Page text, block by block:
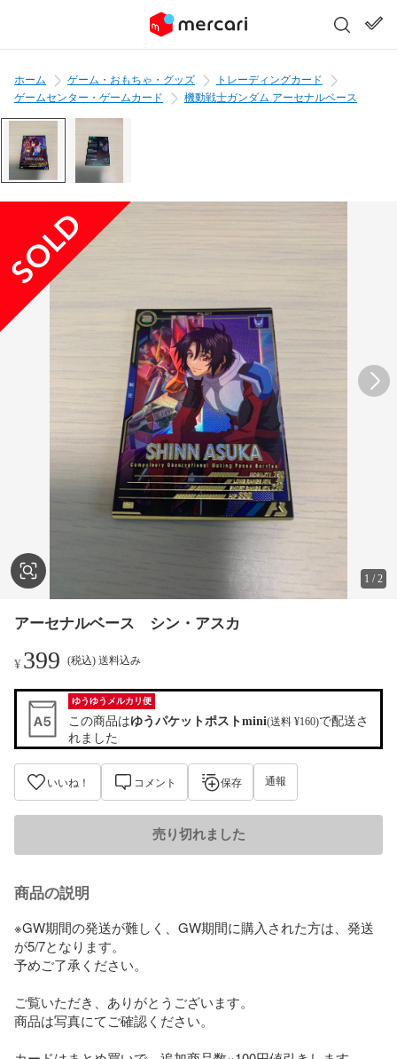
ホーム ゲーム・おもちゃ・グッズ
トレーディングカード
ゲームセンター・ゲームカード
機動戦士ガンダム アーセナルベース
1 /2
アーセナルベース シン・アスカ
¥399 (税込) 送料込み
ゆうゆうメルカリ便
この商品はゆうパケットポストmini(送料 ¥160)で配送さ
れました
いいね！ コメント 保存 通報
売り切れました
商品の説明
※GW期間の発送が難しく、GW期間に購入された方は、発送
が5/7となります。
予めご了承ください。
ご覧いただき、ありがとうございます。
商品は写真にてご確認ください。